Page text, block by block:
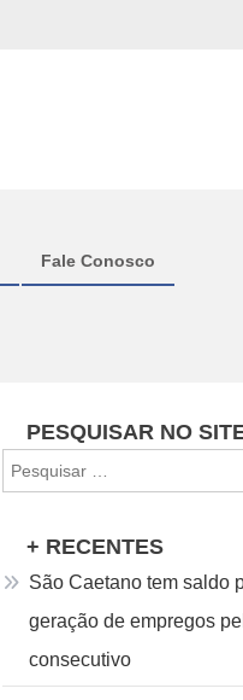
Fale Conosco
PESQUISAR NO
+ RECENTES
São Caetano tem saldo
geração de empregos
consecutivo